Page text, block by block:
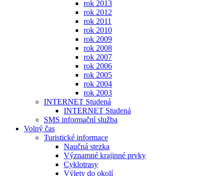
rok 2013
rok 2012
rok 2011
rok 2010
rok 2009
rok 2008
rok 2007
rok 2006
rok 2005
rok 2004
rok 2003
INTERNET Studená
INTERNET Studená
SMS informační služba
Volný čas
Turistické informace
Naučná stezka
Významné krajinné prvky
Cyklotrasy
Výlety do okolí